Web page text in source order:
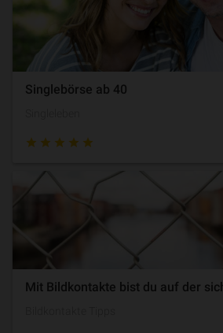
Singlebörse ab 40
Mit Bildkontakte bist du auf der